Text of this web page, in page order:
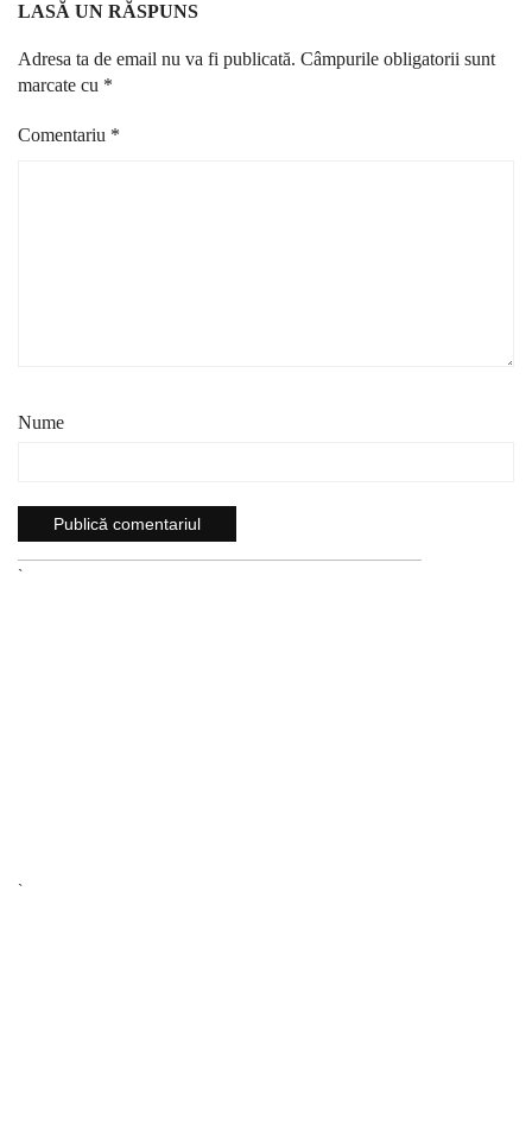
LASĂ UN RĂSPUNS
Adresa ta de email nu va fi publicată. Câmpurile obligatorii sunt
marcate cu *
Comentariu *
Nume
`
`